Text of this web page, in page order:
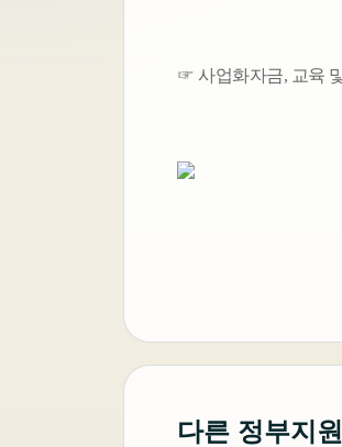
☞ 사업화자금, 교육
다른 정부지